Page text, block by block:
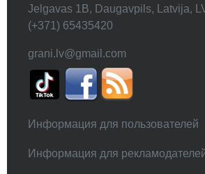
Jelgavas 1B, Daugavpils, Latvija,
(+371) 65435420
grani.lv@gmail.com
Информация для пользователей
Информация для